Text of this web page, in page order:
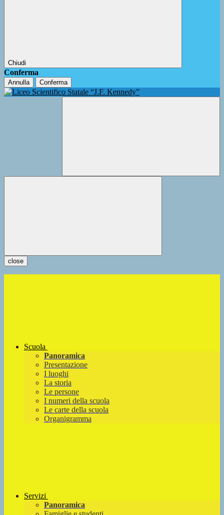
Chiudi
Conferma
Annulla Conferma
close
Scuola
Panoramica
Presentazione
I luoghi
La storia
Le persone
I numeri della scuola
Le carte della scuola
Organigramma
Servizi
Panoramica